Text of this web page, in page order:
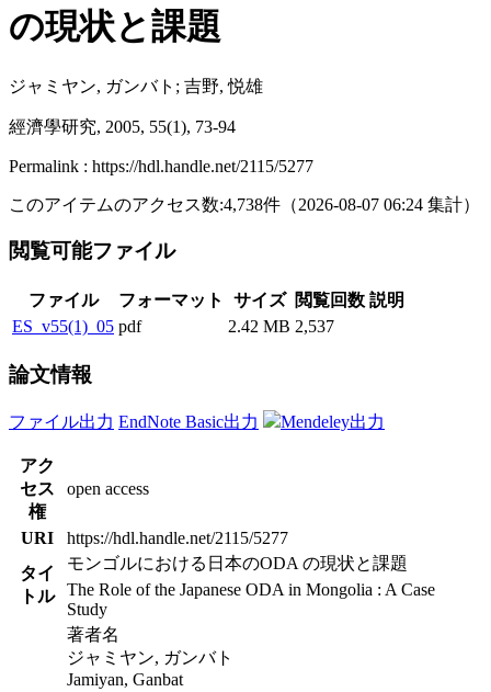
の現状と課題
ジャミヤン, ガンバト; 吉野, 悦雄
經濟學研究, 2005, 55(1), 73-94
Permalink : https://hdl.handle.net/2115/5277
このアイテムのアクセス数:4,738件 （2026-08-07 06:24 集計）
閲覧可能ファイル
ファイル フォーマット サイズ 閲覧回数 説明
ES_v55(1)_05 pdf 2.42 MB 2,537
論文情報
ファイル出力 EndNote Basic出力 Mendeley出力
アク
セス
権
open access
URI
https://hdl.handle.net/2115/5277
タイ
トル
モンゴルにおける日本のODA の現状と課題
The Role of the Japanese ODA in Mongolia : A Case
Study
著者名
ジャミヤン, ガンバト
Jamiyan, Ganbat